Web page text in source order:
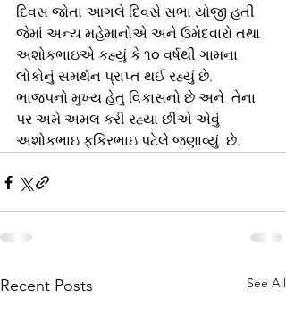
દિવસ જોતા આગલે દિવસે સભા યોજી હતી
જેમાં અન્ય મહેમાનોએ અને ઉમેદવારો તથા
અશોકભાઇએ કહ્યું કે ૧૦ વર્ષથી ગામના
લોકોનું સમર્થન પ્રાપ્ત થઈ રહ્યું છે.
ભાજપનો મુખ્ય હેતુ વિકાસનો છે અને  તેના
પર અમે અમલ કરી રહ્યા છીએ એવું
અશોકભાઇ ફકિરભાઇ પટેલે જણાવ્યું  છે.
Recent Posts See All